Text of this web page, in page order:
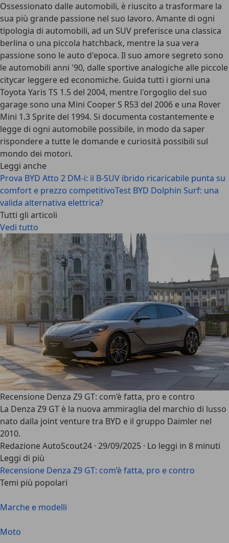
Ossessionato dalle automobili, è riuscito a trasformare la
sua più grande passione nel suo lavoro. Amante di ogni
tipologia di automobili, ad un SUV preferisce una classica
berlina o una piccola hatchback, mentre la sua vera
passione sono le auto d'epoca. Il suo amore segreto sono
le automobili anni '90, dalle sportive analogiche alle piccole
citycar leggere ed economiche. Guida tutti i giorni una
Toyota Yaris TS 1.5 del 2004, mentre l'orgoglio del suo
garage sono una Mini Cooper S R53 del 2006 e una Rover
Mini 1.3 Sprite del 1994. Si documenta costantemente e
legge di ogni automobile possibile, in modo da saper
rispondere a tutte le domande e curiosità possibili sul
mondo dei motori.
Leggi anche
Prova BYD Atto 2 DM-i: il B-SUV ibrido ricaricabile punta su
comfort e prezzo competitivoTest BYD Dolphin Surf: una
valida alternativa elettrica?
Tutti gli articoli
Vedi tutto
Recensione Denza Z9 GT: com’è fatta, pro e contro
La Denza Z9 GT è la nuova ammiraglia del marchio di lusso
nato dalla joint venture tra BYD e il gruppo Daimler nel
2010.
Redazione AutoScout24 · 29/09/2025 · Lo leggi in 8 minuti
Leggi di più
Recensione Denza Z9 GT: com’è fatta, pro e contro
Temi più popolari
Marche e modelli
Moto